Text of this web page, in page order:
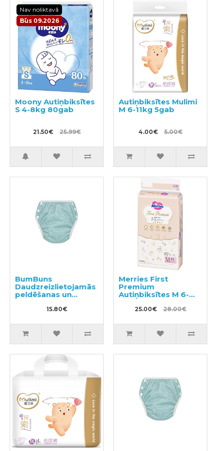
Nav noliktavā
Būs 09.2026
Moony Autiņbiksītes
S 4-8kg 80gab
21.50€ 25.99€
Autiņbiksītes Mulimi
M 6-11kg 5gab
4.00€ 5.00€
BumBuns
Daudzreizlietojamās
peldēšanas un
podiņmācību
autiņbiksīte L 14–
15.80€
Merries First
Premium
Autiņbiksītes M 6-
11kg 48gab
25.00€ 28.00€